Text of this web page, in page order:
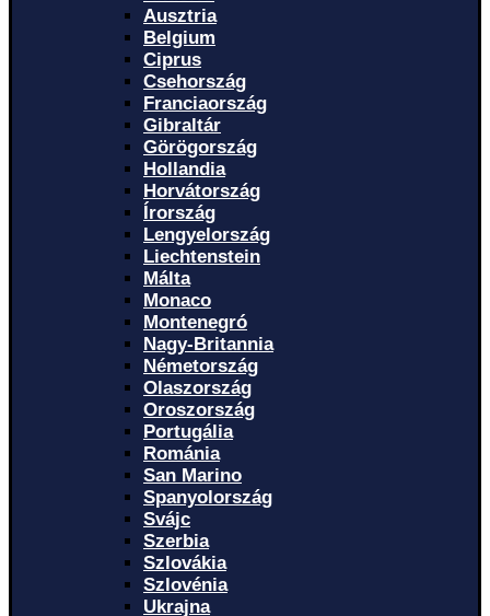
Ausztria
Belgium
Ciprus
Csehország
Franciaország
Gibraltár
Görögország
Hollandia
Horvátország
Írország
Lengyelország
Liechtenstein
Málta
Monaco
Montenegró
Nagy-Britannia
Németország
Olaszország
Oroszország
Portugália
Románia
San Marino
Spanyolország
Svájc
Szerbia
Szlovákia
Szlovénia
Ukrajna